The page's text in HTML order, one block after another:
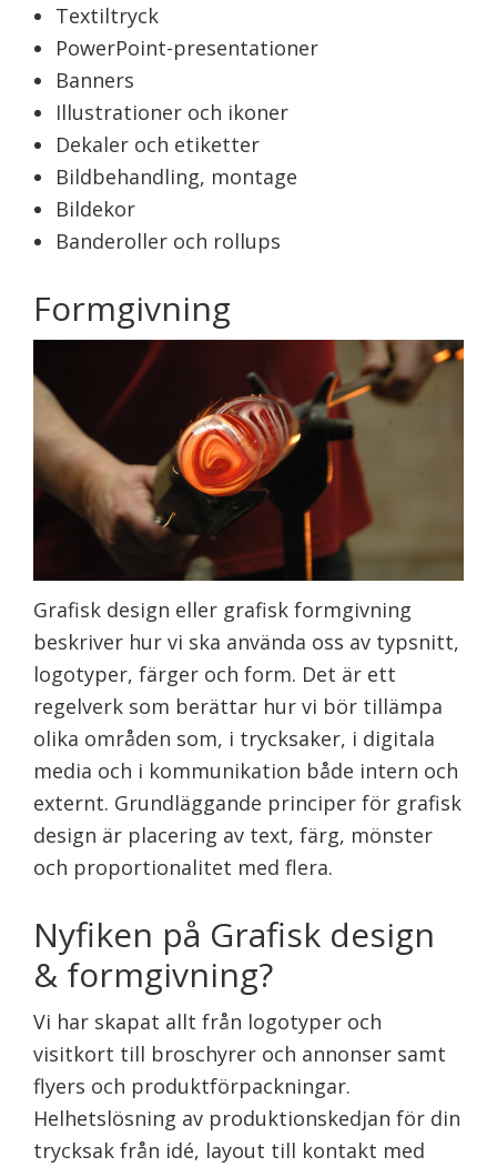
Textiltryck
PowerPoint-presentationer
Banners
Illustrationer och ikoner
Dekaler och etiketter
Bildbehandling, montage
Bildekor
Banderoller och rollups
Formgivning
Grafisk design eller grafisk formgivning
beskriver hur vi ska använda oss av typsnitt,
logotyper, färger och form. Det är ett
regelverk som berättar hur vi bör tillämpa
olika områden som, i trycksaker, i digitala
media och i kommunikation både intern och
externt. Grundläggande principer för grafisk
design är placering av text, färg, mönster
och proportionalitet med flera.
Nyfiken på Grafisk design
& formgivning?
Vi har skapat allt från logotyper och
visitkort till broschyrer och annonser samt
flyers och produktförpackningar.
Helhetslösning av produktionskedjan för din
trycksak från idé, layout till kontakt med